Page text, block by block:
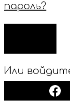
пароль?
Или